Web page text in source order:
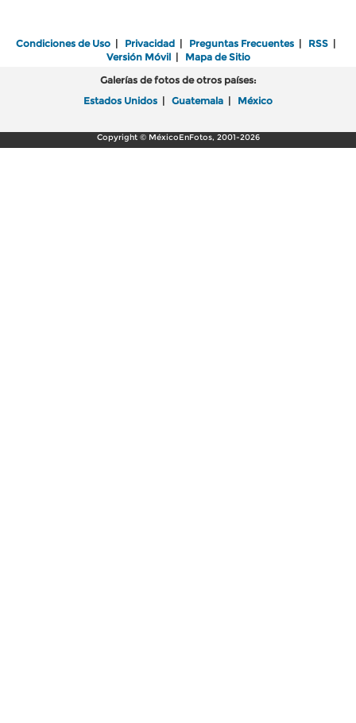
Condiciones de Uso | Privacidad | Preguntas Frecuentes | RSS |
Versión Móvil| Mapa de Sitio
Galerías de fotos de otros países:
Estados Unidos | Guatemala | México
Copyright © MéxicoEnFotos, 2001-2026